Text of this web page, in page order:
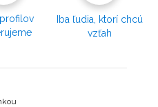
Iba ľudia, ktorí chcú
vzťah